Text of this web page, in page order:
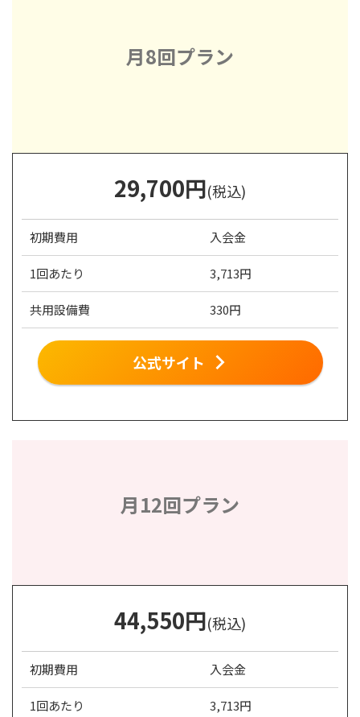
月8回プラン
29,700円(税込)
初期費用 入会金
1回あたり 3,713円
共用設備費 330円
公式サイト
月12回プラン
44,550円(税込)
初期費用 入会金
1回あたり 3,713円